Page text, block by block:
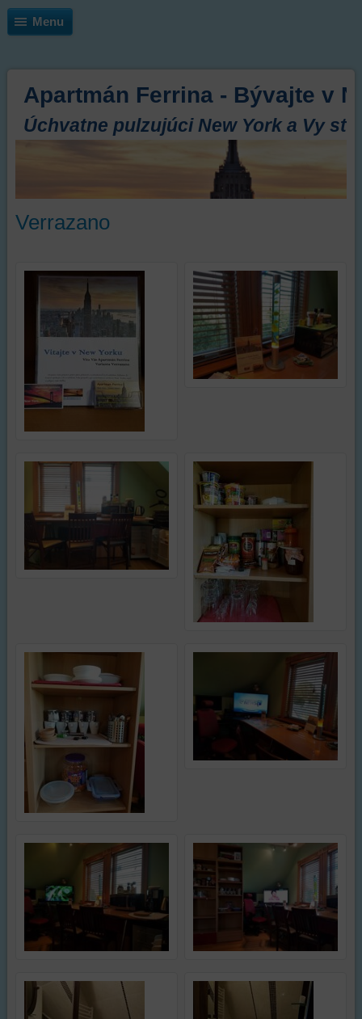
Menu
Apartmán Ferrina - Bývajte v
Úchvatne pulzujúci New York a Vy
Verrazano